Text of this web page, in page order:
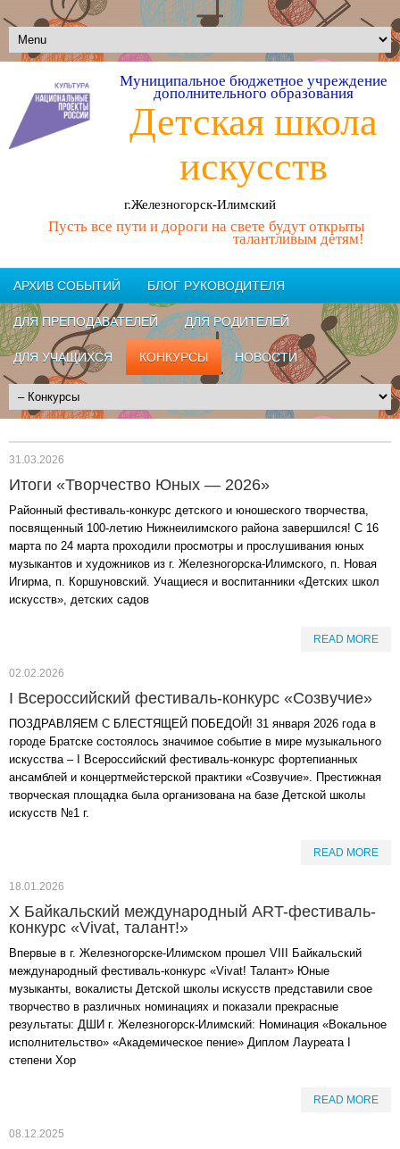
Муниципальное бюджетное учреждение
дополнительного образования
Детская школа
искусств
г.Железногорск-Илимский
Пусть все пути и дороги на свете будут открыты
талантливым детям!
АРХИВ СОБЫТИЙ БЛОГ РУКОВОДИТЕЛЯ
ДЛЯ ПРЕПОДАВАТЕЛЕЙ ДЛЯ РОДИТЕЛЕЙ
ДЛЯ УЧАЩИХСЯ КОНКУРСЫ НОВОСТИ
31.03.2026
Итоги «Творчество Юных — 2026»
Районный фестиваль-конкурс детского и юношеского творчества,
посвященный 100-летию Нижнеилимского района завершился! С 16
марта по 24 марта проходили просмотры и прослушивания юных
музыкантов и художников из г. Железногорска-Илимского, п. Новая
Игирма, п. Коршуновский. Учащиеся и воспитанники «Детских школ
искусств», детских садов
READ MORE
02.02.2026
I Всероссийский фестиваль-конкурс «Созвучие»
ПОЗДРАВЛЯЕМ С БЛЕСТЯЩЕЙ ПОБЕДОЙ! 31 января 2026 года в
городе Братске состоялось значимое событие в мире музыкального
искусства – I Всероссийский фестиваль-конкурс фортепианных
ансамблей и концертмейстерской практики «Созвучие». Престижная
творческая площадка была организована на базе Детской школы
искусств №1 г.
READ MORE
18.01.2026
X Байкальский международный ART-фестиваль-
конкурс «Vivat, талант!»
Впервые в г. Железногорске-Илимском прошел VIII Байкальский
международный фестиваль-конкурс «Vivat! Талант» Юные
музыканты, вокалисты Детской школы искусств представили свое
творчество в различных номинациях и показали прекрасные
результаты: ДШИ г. Железногорск-Илимский: Номинация «Вокальное
исполнительство» «Академическое пение» Диплом Лауреата I
степени Хор
READ MORE
08.12.2025